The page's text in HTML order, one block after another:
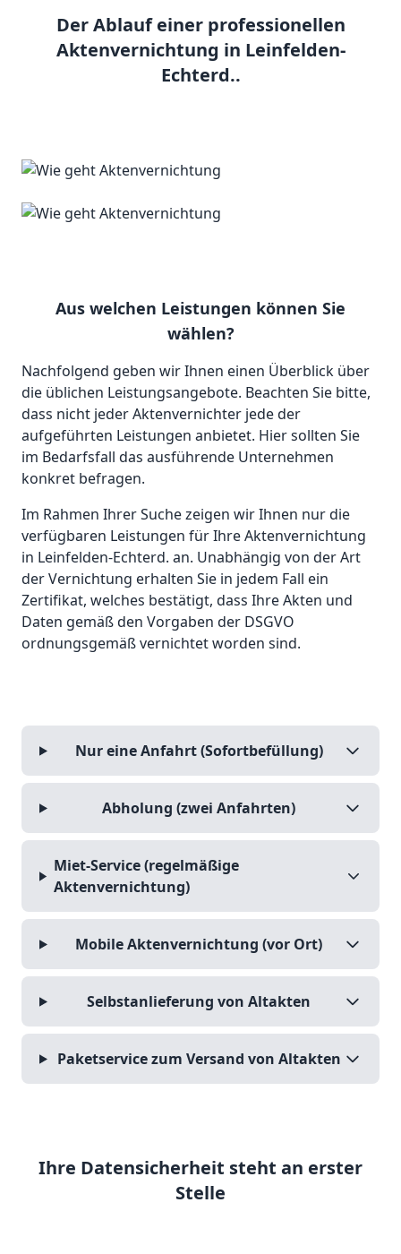
Der Ablauf einer professionellen
Aktenvernichtung in Leinfelden-
Echterd..
Aus welchen Leistungen können Sie
wählen?
Nachfolgend geben wir Ihnen einen Überblick über
die üblichen Leistungsangebote. Beachten Sie bitte,
dass nicht jeder Aktenvernichter jede der
aufgeführten Leistungen anbietet. Hier sollten Sie
im Bedarfsfall das ausführende Unternehmen
konkret befragen.
Im Rahmen Ihrer Suche zeigen wir Ihnen nur die
verfügbaren Leistungen für Ihre Aktenvernichtung
in Leinfelden-Echterd. an. Unabhängig von der Art
der Vernichtung erhalten Sie in jedem Fall ein
Zertifikat, welches bestätigt, dass Ihre Akten und
Daten gemäß den Vorgaben der DSGVO
ordnungsgemäß vernichtet worden sind.
Nur eine Anfahrt (Sofortbefüllung)
Abholung (zwei Anfahrten)
Miet-Service (regelmäßige
Aktenvernichtung)
Mobile Aktenvernichtung (vor Ort)
Selbstanlieferung von Altakten
Paketservice zum Versand von Altakten
Ihre Datensicherheit steht an erster
Stelle